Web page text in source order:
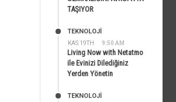
TAŞIYOR
KAS 19TH 9:50 AM
TEKNOLOJİ
Living Now with Netatmo
ile Evinizi Dilediğiniz
Yerden Yönetin
TEKNOLOJİ